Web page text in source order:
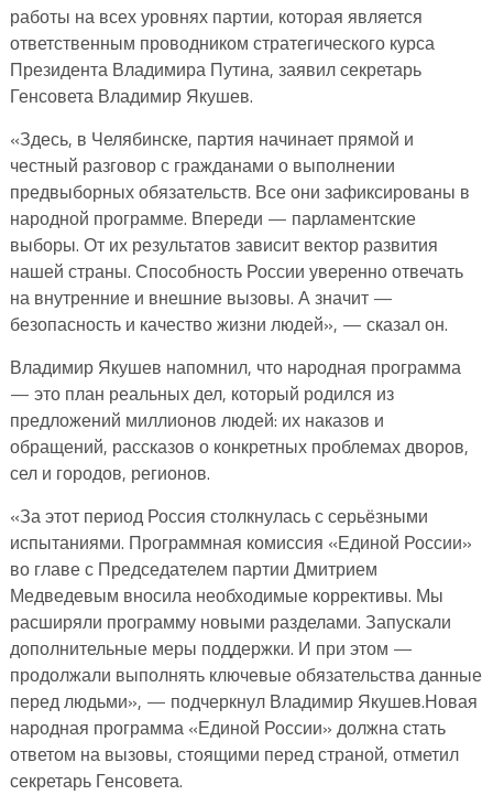
работы на всех уровнях партии, которая является
ответственным проводником стратегического курса
Президента Владимира Путина, заявил секретарь
Генсовета Владимир Якушев.
«Здесь, в Челябинске, партия начинает прямой и
честный разговор с гражданами о выполнении
предвыборных обязательств. Все они зафиксированы в
народной программе. Впереди — парламентские
выборы. От их результатов зависит вектор развития
нашей страны. Способность России уверенно отвечать
на внутренние и внешние вызовы. А значит —
безопасность и качество жизни людей», — сказал он.
Владимир Якушев напомнил, что народная программа
— это план реальных дел, который родился из
предложений миллионов людей: их наказов и
обращений, рассказов о конкретных проблемах дворов,
сел и городов, регионов.
«За этот период Россия столкнулась с серьёзными
испытаниями. Программная комиссия «Единой России»
во главе с Председателем партии Дмитрием
Медведевым вносила необходимые коррективы. Мы
расширяли программу новыми разделами. Запускали
дополнительные меры поддержки. И при этом —
продолжали выполнять ключевые обязательства данные
перед людьми», — подчеркнул Владимир Якушев.Новая
народная программа «Единой России» должна стать
ответом на вызовы, стоящими перед страной, отметил
секретарь Генсовета.